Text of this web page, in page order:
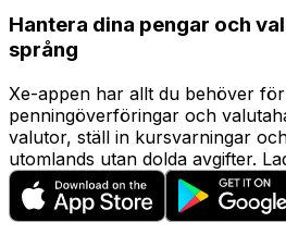
Hantera dina pengar och
språng
Xe-appen har allt du behöver
penningöverföringar och
valutor, ställ in kursvarningar
utomlands utan dolda avgifter.